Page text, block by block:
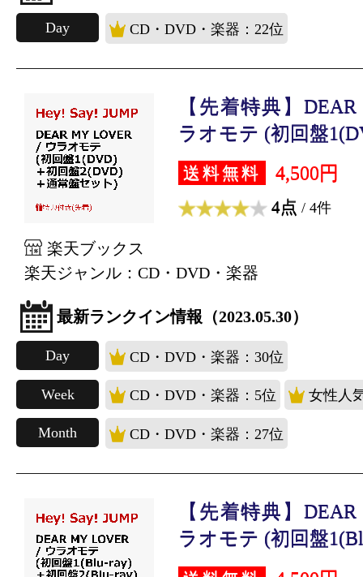
Day CD・DVD・楽器：22位
【先着特典】
ラオモテ (初回盤
送料無料 4,500円
4点 / 4件
楽天ブックス
楽天ジャンル：CD・DVD・楽器
最新ランクイン情報（2023.05.30）
Day CD・DVD・楽器：30位
Week CD・DVD・楽器：5位 女性人
Month CD・DVD・楽器：27位
【先着特典】
ラオモテ (初回盤